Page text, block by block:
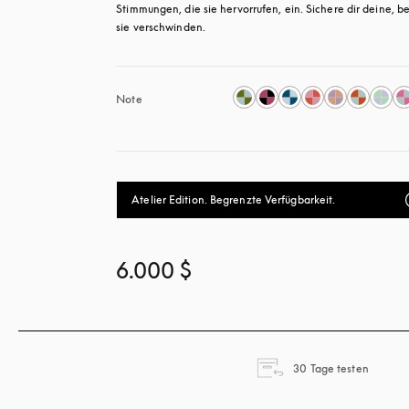
Stimmungen, die sie hervorrufen, ein. Sichere dir deine,
sie verschwinden.
Note
Atelier Edition. Begrenzte Verfügbarkeit.
6.000 $
30 Tage testen